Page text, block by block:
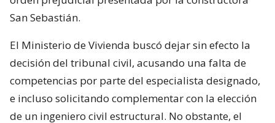
San Sebastián.
El Ministerio de Vivienda buscó dejar sin efecto la
decisión del tribunal civil, acusando una falta de
competencias por parte del especialista designado,
e incluso solicitando complementar con la elección
de un ingeniero civil estructural. No obstante, el